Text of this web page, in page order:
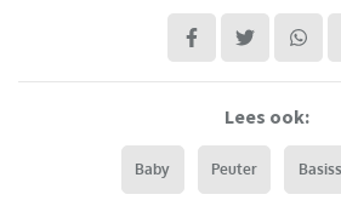
Lees ook:
Baby Peuter